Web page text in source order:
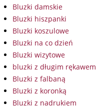
Bluzki damskie
Bluzki hiszpanki
Bluzki koszulowe
Bluzki na co dzień
Bluzki wizytowe
bluzki z długim rękawem
Bluzki z falbaną
Bluzki z koronką
Bluzki z nadrukiem